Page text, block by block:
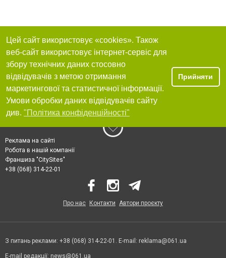
Цей сайт використовує «cookies». Також
веб-сайт використовує інтернет-сервіс для
збору технічних даних стосовно
відвідувачів з метою отримання
маркетингової та статистичної інформації.
Умови обробки даних відвідувачів сайту
див. "Політика конфіденційності"
Прийняти
Реклама на сайті
Робота в нашій компанії
Франшиза "CitySites"
+38 (068) 314-22-01
Про нас Контакти Автори проєкту
З питань реклами: +38 (068) 314-22-01. E-mail: reklama@061.ua
E-mail редакції: news@061.ua